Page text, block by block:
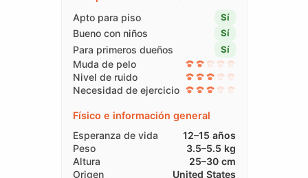
Apto para piso
Sí
Bueno con niños Sí
Para primeros dueños Sí
Muda de pelo
Nivel de ruido
Necesidad de ejercicio
Físico e información general
Esperanza de vida
12–15 años
Peso
3.5–5.5 kg
Altura
25–30 cm
Origen
United States